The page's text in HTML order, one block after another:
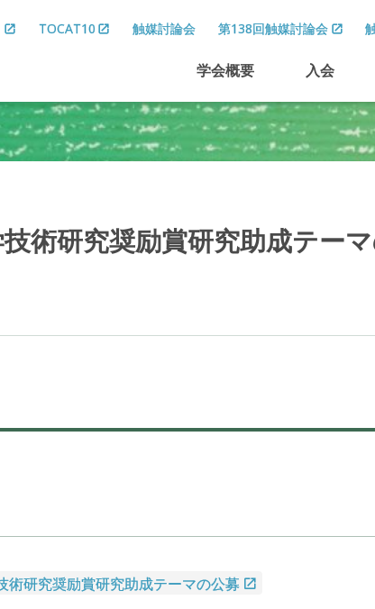
TOCAT10 触媒討論会 第138回触媒討論会
学会概要 入会
術研究奨励賞研究助成テーマ
術研究奨励賞研究助成テーマの公募